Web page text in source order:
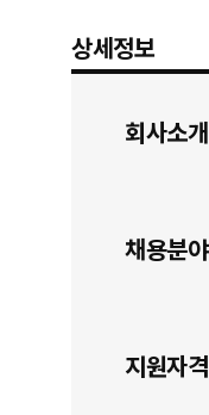
상세정보
회사소개
채용분야
지원자격